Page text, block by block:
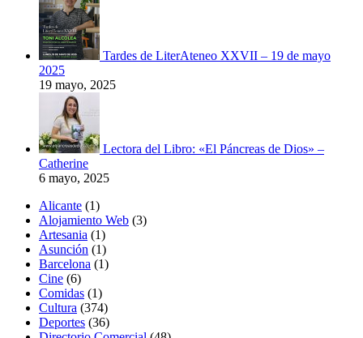
Tardes de LiterAteneo XXVII – 19 de mayo
2025
19 mayo, 2025
Lectora del Libro: «El Páncreas de Dios» –
Catherine
6 mayo, 2025
Alicante (1)
Alojamiento Web (3)
Artesania (1)
Asunción (1)
Barcelona (1)
Cine (6)
Comidas (1)
Cultura (374)
Deportes (36)